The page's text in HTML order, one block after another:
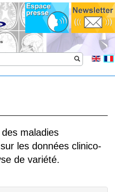
maladies
les données clinico-
de variété.